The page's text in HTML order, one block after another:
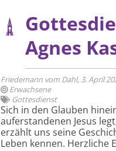
Agnes
Friedemann vom Dahl, 3. April
Erwachsene
Gottesdienst
Sich in den Glauben
auferstandenen Jesus
erzählt uns seine
Leben kennen. Herzliche